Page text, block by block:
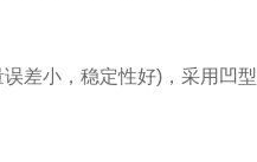
小，稳定性好)，采用凹型